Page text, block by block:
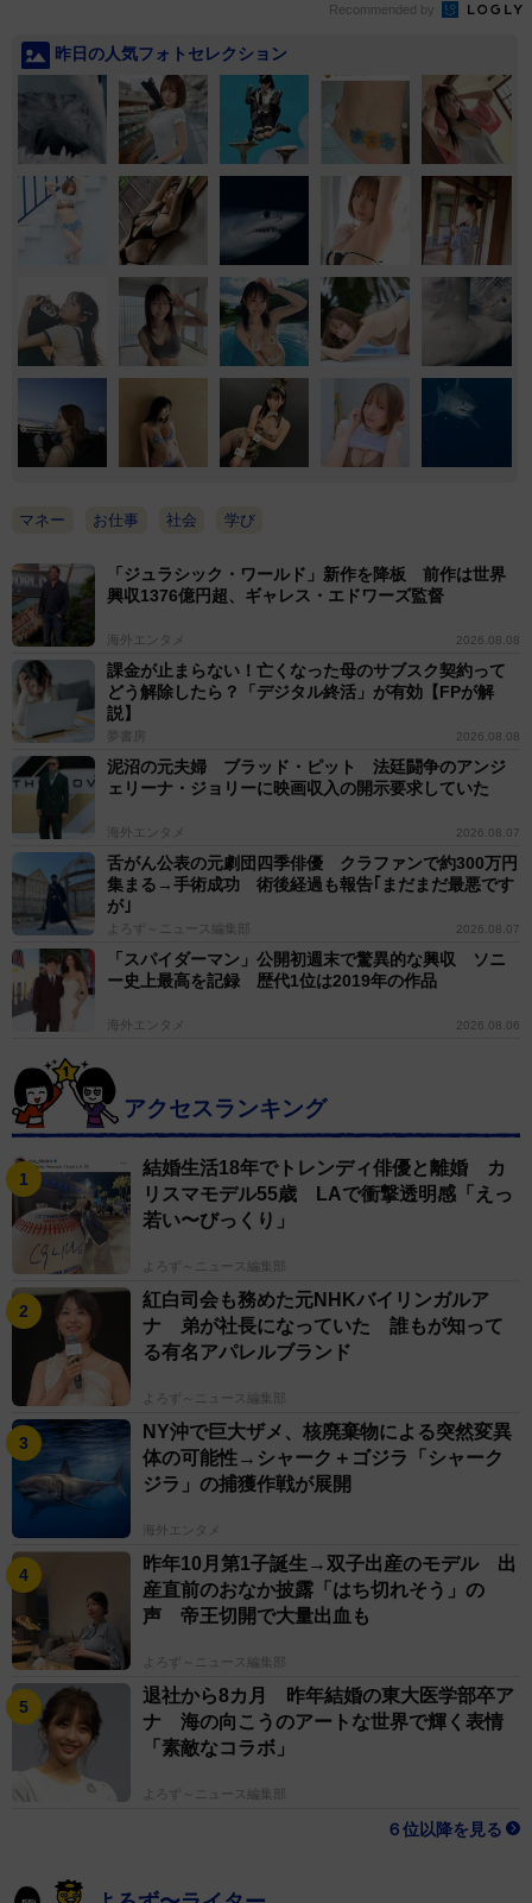
Recommended by
昨日の人気フォトセレクション
マネー お仕事 社会 学び
「ジュラシック・ワールド」新作を降板 前作は世界
興収1376億円超、ギャレス・エドワーズ監督
海外エンタメ 2026.08.08
課金が止まらない！亡くなった母のサブスク契約って
どう解除したら？「デジタル終活」が有効【FPが解
説】
夢書房 2026.08.08
泥沼の元夫婦 ブラッド・ピット 法廷闘争のアンジ
ェリーナ・ジョリーに映画収入の開示要求していた
海外エンタメ 2026.08.07
舌がん公表の元劇団四季俳優 クラファンで約300万円
集まる→手術成功 術後経過も報告｢まだまだ最悪です
が｣
よろず～ニュース編集部 2026.08.07
「スパイダーマン」公開初週末で驚異的な興収 ソニ
ー史上最高を記録 歴代1位は2019年の作品
海外エンタメ 2026.08.06
アクセスランキング
結婚生活18年でトレンディ俳優と離婚 カ
リスマモデル55歳 LAで衝撃透明感「えっ
若い〜びっくり」
よろず～ニュース編集部
紅白司会も務めた元NHKバイリンガルア
ナ 弟が社長になっていた 誰もが知って
る有名アパレルブランド
よろず～ニュース編集部
NY沖で巨大ザメ、核廃棄物による突然変異
体の可能性→シャーク＋ゴジラ「シャーク
ジラ」の捕獲作戦が展開
海外エンタメ
昨年10月第1子誕生→双子出産のモデル 出
産直前のおなか披露「はち切れそう」の
声 帝王切開で大量出血も
よろず～ニュース編集部
退社から8カ月 昨年結婚の東大医学部卒ア
ナ 海の向こうのアートな世界で輝く表情
「素敵なコラボ」
よろず～ニュース編集部
６位以降を見る